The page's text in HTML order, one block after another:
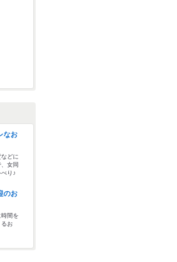
なお
どに
女同
り♪
のお
間を
るお